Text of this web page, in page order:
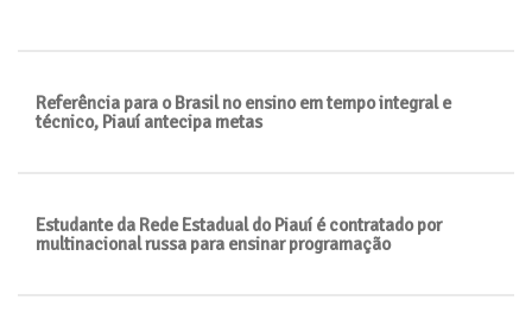
Referência para o Brasil no ensino em tempo integral e
técnico, Piauí antecipa metas
Estudante da Rede Estadual do Piauí é contratado por
multinacional russa para ensinar programação